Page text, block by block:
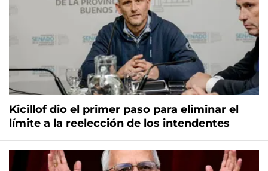
Kicillof dio el primer paso para eliminar el
límite a la reelección de los intendentes